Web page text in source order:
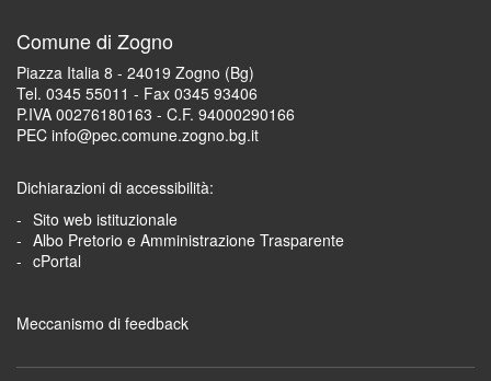
Comune di Zogno
Piazza Italia 8 - 24019 Zogno (Bg)
Tel. 0345 55011 - Fax 0345 93406
P.IVA 00276180163 - C.F. 94000290166
PEC info@pec.comune.zogno.bg.it
Dichiarazioni di accessibilità:
Sito web istituzionale
Albo Pretorio e Amministrazione Trasparente
cPortal
Meccanismo di feedback